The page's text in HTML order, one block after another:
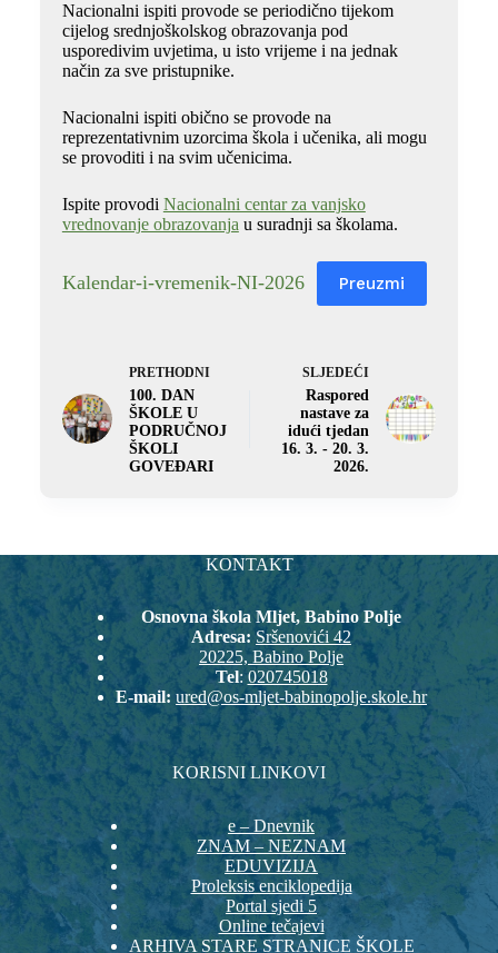
Nacionalni ispiti provode se periodično tijekom
cijelog srednjoškolskog obrazovanja pod
usporedivim uvjetima, u isto vrijeme i na jednak
način za sve pristupnike.
Nacionalni ispiti obično se provode na
reprezentativnim uzorcima škola i učenika, ali mogu
se provoditi i na svim učenicima.
Ispite provodi Nacionalni centar za vanjsko
vrednovanje obrazovanja u suradnji sa školama.
Kalendar-i-vremenik-NI-2026 Preuzmi
PRETHODNI
100. DAN
ŠKOLE U
PODRUČNOJ
ŠKOLI
GOVEĐARI
SLJEDEĆI
Raspored
nastave za
idući tjedan
16. 3. - 20. 3.
2026.
KONTAKT
Osnovna škola Mljet, Babino Polje
Adresa: Sršenovići 42
20225, Babino Polje
Tel: 020745018
E-mail: ured@os-mljet-babinopolje.skole.hr
KORISNI LINKOVI
e – Dnevnik
ZNAM – NEZNAM
EDUVIZIJA
Proleksis enciklopedija
Portal sjedi 5
Online tečajevi
ARHIVA STARE STRANICE ŠKOLE